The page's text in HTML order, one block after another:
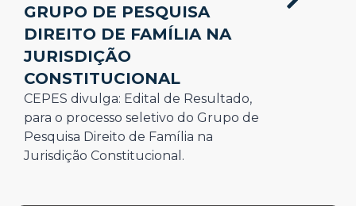
GRUPO DE PESQUISA
DIREITO DE FAMÍLIA NA
JURISDIÇÃO
CONSTITUCIONAL
CEPES divulga: Edital de Resultado,
para o processo seletivo do Grupo de
Pesquisa Direito de Família na
Jurisdição Constitucional.